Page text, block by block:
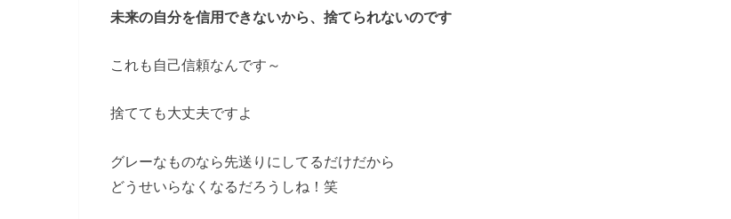
未来の自分を信用できないから、捨てられないのです
これも自己信頼なんです～
捨てても大丈夫ですよ
グレーなものなら先送りにしてるだけだから
どうせいらなくなるだろうしね！笑